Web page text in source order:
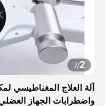
2
/
7
آلة العلاج المغناطيسي
واضطرابات الجهاز